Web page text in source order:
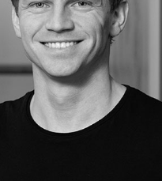
Download Card